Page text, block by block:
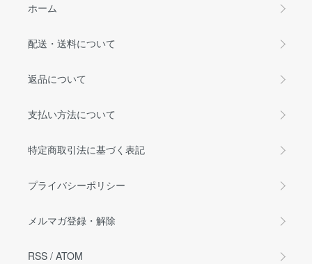
ホーム
配送・送料について
返品について
支払い方法について
特定商取引法に基づく表記
プライバシーポリシー
メルマガ登録・解除
RSS / ATOM